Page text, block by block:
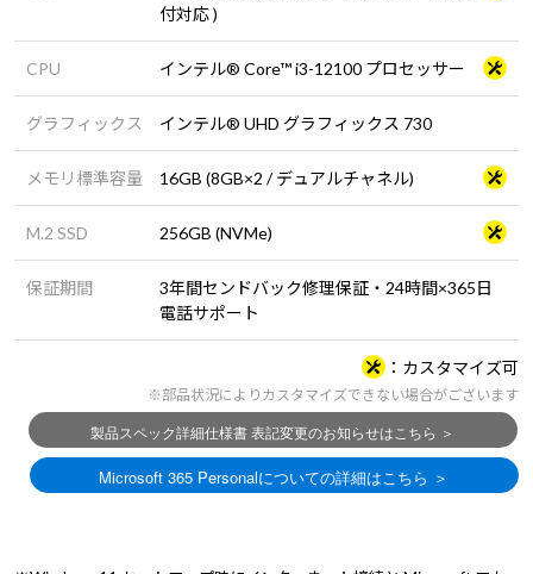
付対応 )
CPU インテル® Core™ i3-12100 プロセッサー
グラフィックス インテル® UHD グラフィックス 730
メモリ標準容量 16GB (8GB×2 / デュアルチャネル)
M.2 SSD 256GB (NVMe)
保証期間
3年間センドバック修理保証・24時間×365日
電話サポート
カスタマイズ可
※部品状況によりカスタマイズできない場合がございます